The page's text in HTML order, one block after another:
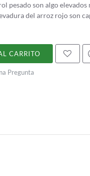
digestivo.
noble italiana que se
a otras partes
y españoles, y se
convierte en un
perfil
pesado son algo
del arroz rojo son
CARRITO
Pregunta